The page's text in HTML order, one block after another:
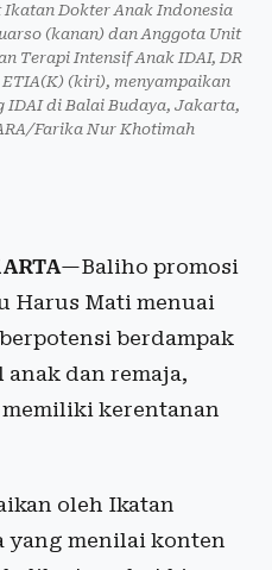
Ikatan Dokter Anak Indonesia
(kanan) dan Anggota Unit
Terapi Intensif Anak IDAI, DR
ETIA(K) (kiri), menyampaikan
IDAI di Balai Budaya, Jakarta,
Farika Nur Khotimah
—Baliho promosi
Harus Mati menuai
berdampak
anak dan remaja,
kerentanan
oleh Ikatan
yang menilai konten